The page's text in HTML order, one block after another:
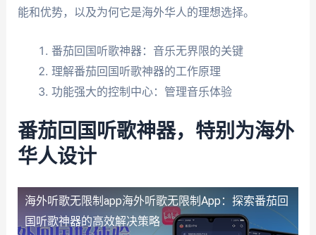
能和优势，以及为何它是海外华人的理想选择。
番茄回国听歌神器：音乐无界限的关键
理解番茄回国听歌神器的工作原理
功能强大的控制中心：管理音乐体验
番茄回国听歌神器，特别为海外
华人设计
海外听歌无限制app海外听歌无限制App：探索番茄回
国听歌神器的高效解决策略